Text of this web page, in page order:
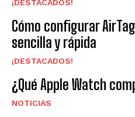
¡DESTACADOS!
Cómo configurar
sencilla y rápida
¡DESTACADOS!
¿Qué Apple Watch
NOTICIAS